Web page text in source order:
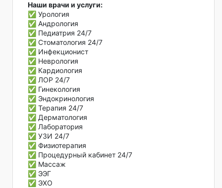
Наши врачи и услуги:
✅ Урология
✅ Андрология
✅ Педиатрия 24/7
✅ Стоматология 24/7
✅ Инфекционист
✅ Неврология
✅ Кардиология
✅ ЛОР 24/7
✅ Гинекология
✅ Эндокринология
✅ Терапия 24/7
✅ Дерматология
✅ Лаборатория
✅ УЗИ 24/7
✅ Физиотерапия
✅ Процедурный кабинет 24/7
✅ Массаж
✅ ЭЭГ
✅ ЭХО